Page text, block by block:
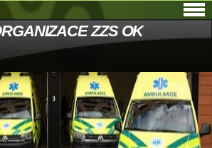
ZZS OK